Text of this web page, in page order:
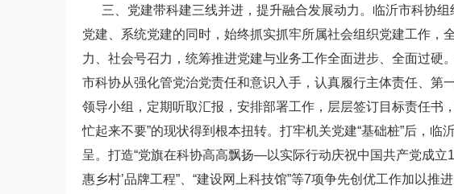
三、党建带科建三线并进，提升融合发展动力。临沂市科协组
党建、系统党建的同时，始终抓实抓牢所属社会组织党建工作，
力、社会号召力，统筹推进党建与业务工作全面进步、全面过硬
市科协从强化管党治党责任和意识入手，认真履行主体责任、第
领导小组，定期听取汇报，安排部署工作，层层签订目标责任书
忙起来不要”的现状得到根本扭转。打牢机关党建“基础桩”后，
呈。打造“党旗在科协高高飘扬—以实际行动庆祝中国共产党成立
惠乡村’品牌工程”、“建设网上科技馆”等7项争先创优工作加以推